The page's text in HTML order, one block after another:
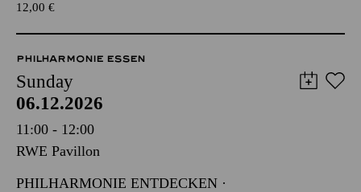
12,00 €
PHILHARMONIE ESSEN
Sunday
06.12.2026
11:00 - 12:00
RWE Pavillon
PHILHARMONIE ENTDECKEN ·